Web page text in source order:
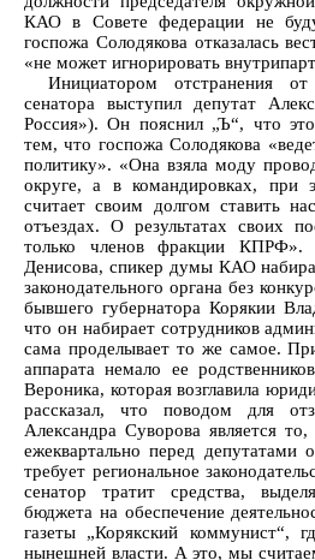
КАО в Совете федерации не
госпожа Солодякова отказалась
«не может игнорировать
Инициатором отстранения
сенатора выступил депутат
Россия»). Он пояснил „Ъ“, что
тем, что госпожа Солодякова
политику». «Она взяла моду
округе, а в командировках, при
считает своим долгом ставить
отъездах. О результатах своих
только членов фракции КПРФ».
Денисова, спикер думы КАО
законодательного органа без
бывшего губернатора Корякии
что он набирает сотрудников
сама проделывает то же самое.
аппарата немало ее
Вероника, которая возглавила
рассказал, что поводом для
Александра Суворова является
ежеквартально перед депутатами
требует региональное
сенатор тратит средства,
бюджета на обеспечение
газеты „Корякский коммунист“,
нынешней власти. А это, мы